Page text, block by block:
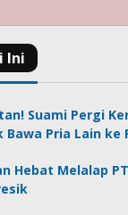
Suami Pergi
Bawa Pria Lain ke
Hebat Melalap